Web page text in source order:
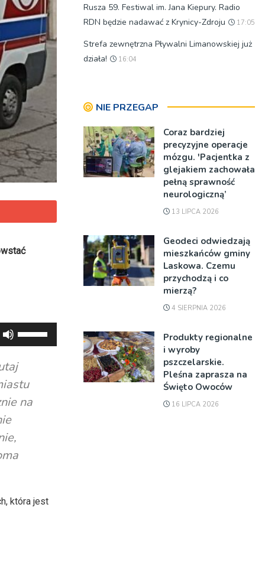
strzałek
do
oraz
do
zwiększyć
głośność.
na
która jest
Rusza 59. Festiwal im. Jana Kiepury. Radio
RDN będzie nadawać z Krynicy-Zdroju
17:05
Strefa zewnętrzna Pływalni Limanowskiej już
działa!
16:04
NIE PRZEGAP
Coraz bardziej
precyzyjne operacje
mózgu. 'Pacjentka z
glejakiem zachowała
pełną sprawność
neurologiczną’
13 LIPCA 2026
Geodeci odwiedzają
mieszkańców gminy
Laskowa. Czemu
przychodzą i co
mierzą?
4 SIERPNIA 2026
Produkty regionalne
i wyroby
pszczelarskie.
Pleśna zaprasza na
Święto Owoców
16 LIPCA 2026